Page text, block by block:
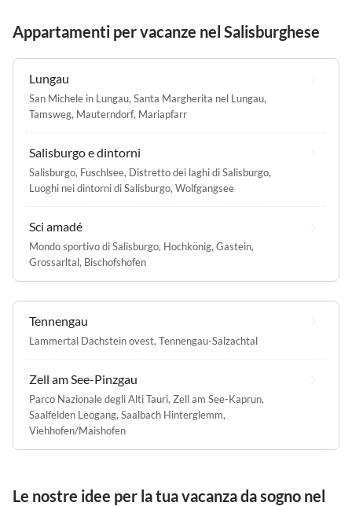
Appartamenti per vacanze nel Salisburghese
Lungau
San Michele in Lungau, Santa Margherita nel Lungau,
Tamsweg, Mauterndorf, Mariapfarr
Salisburgo e dintorni
Salisburgo, Fuschlsee, Distretto dei laghi di Salisburgo,
Luoghi nei dintorni di Salisburgo, Wolfgangsee
Sci amadé
Mondo sportivo di Salisburgo, Hochkönig, Gastein,
Grossarltal, Bischofshofen
Tennengau
Lammertal Dachstein ovest, Tennengau-Salzachtal
Zell am See-Pinzgau
Parco Nazionale degli Alti Tauri, Zell am See-Kaprun,
Saalfelden Leogang, Saalbach Hinterglemm,
Viehhofen/Maishofen
Le nostre idee per la tua vacanza da sogno nel